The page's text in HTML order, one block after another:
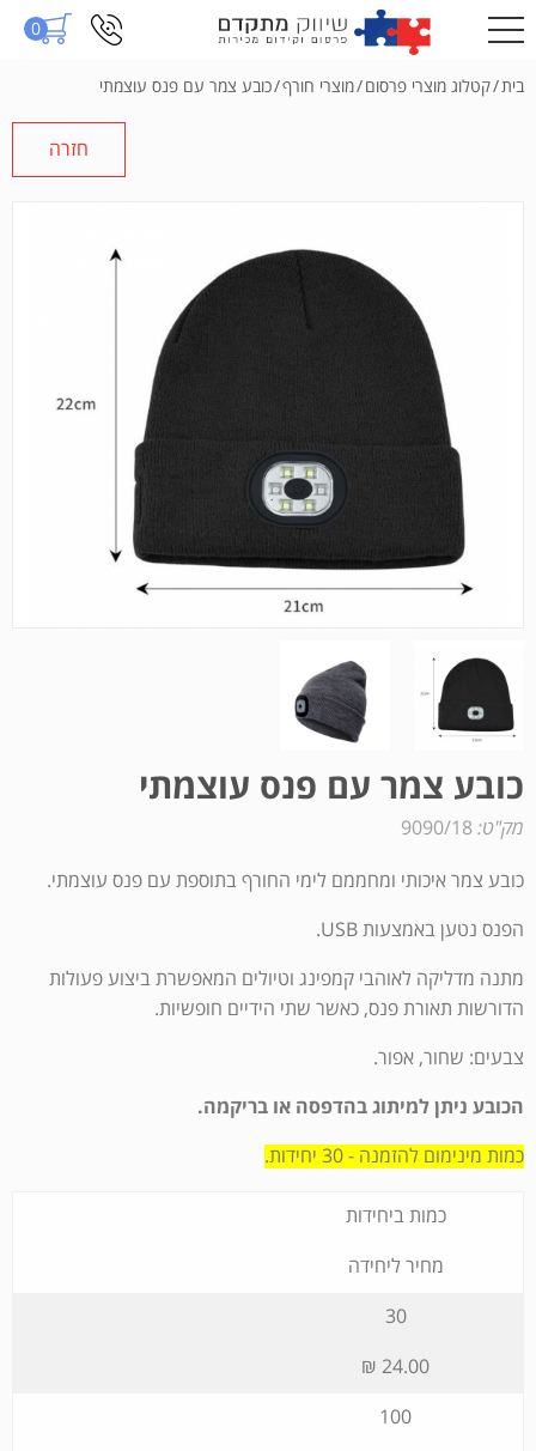
0
בית/קטלוג מוצרי פרסום/מוצרי חורף/כובע צמר עם פנס עוצמתי
חזרה
כובע צמר עם פנס עוצמתי
מק"ט: 9090/18
כובע צמר איכותי ומחממם לימי החורף בתוספת עם פנס עוצמתי.
הפנס נטען באמצעות USB.
מתנה מדליקה לאוהבי קמפינג וטיולים המאפשרת ביצוע פעולות
הדורשות תאורת פנס, כאשר שתי הידיים חופשיות.
צבעים: שחור, אפור.
הכובע ניתן למיתוג בהדפסה או בריקמה.
כמות מינימום להזמנה - 30 יחידות.
כמות ביחידות
מחיר ליחידה
30
24.00 ₪
100